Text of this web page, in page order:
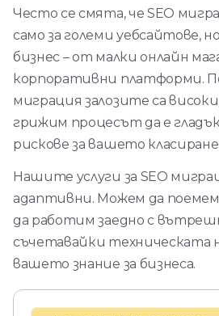
Често се смята, че SEO
само за големи уебсайтове,
бизнес – от малки онлайн
корпоративни платформи.
миграция залозите са
грижим процесът да е
рискове за вашето
Нашите услуги за SEO
адаптивни. Можем да
да работим заедно с
съчетавайки техническата
вашето знание за бизнеса.